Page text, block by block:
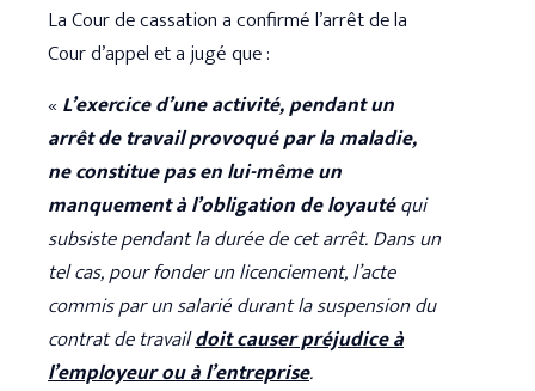
La Cour de cassation a confirmé l’arrêt de la
Cour d’appel et a jugé que :
« L’exercice d’une activité, pendant un
arrêt de travail provoqué par la maladie,
ne constitue pas en lui-même un
manquement à l’obligation de loyautéqui
subsiste pendant la durée de cet arrêt. Dans un
tel cas, pour fonder un licenciement, l’acte
commis par un salarié durant la suspension du
contrat de travaildoit causer préjudice à
l’employeur ou à l’entreprise.